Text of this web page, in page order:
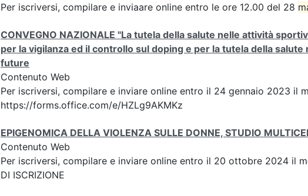
Per iscriversi, compilare e inviaare online entro le ore 12.00 del 28
CONVEGNO NAZIONALE "La tutela della salute nelle attività
per la vigilanza ed il controllo sul doping e per la tutela della
future
Contenuto Web
Per iscriversi, compilare e inviare online entro il 24 gennaio 2023 il
https://forms.office.com/e/HZLg9AKMKz
EPIGENOMICA DELLA VIOLENZA SULLE DONNE, STUDIO
Contenuto Web
Per iscriversi, compilare e inviare online entro il 20 ottobre 2024 il
DI ISCRIZIONE